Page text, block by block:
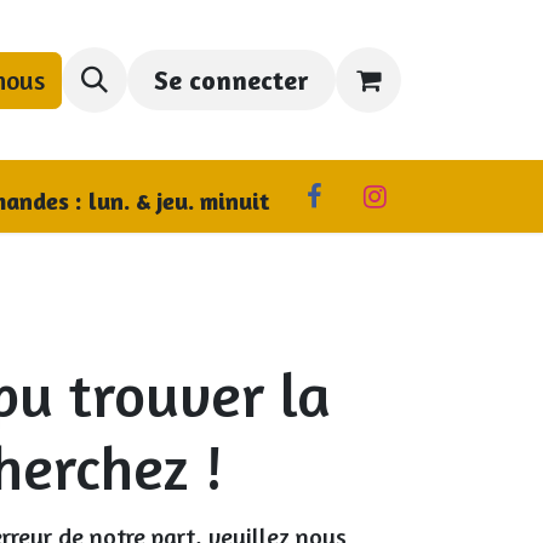
trouver Se connecter
: lun. & jeu. minuit
trouver la
!
de notre part, veuillez nous